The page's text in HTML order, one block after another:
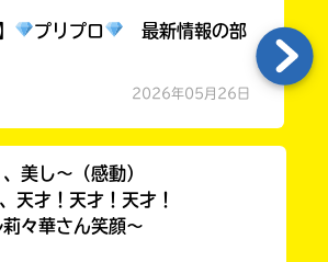
プリプロ
最新情報の部
2026年05月26日
美し〜（感動）
天才！天才！天才！
々華さん笑顔〜
い
も
認
し
て
み